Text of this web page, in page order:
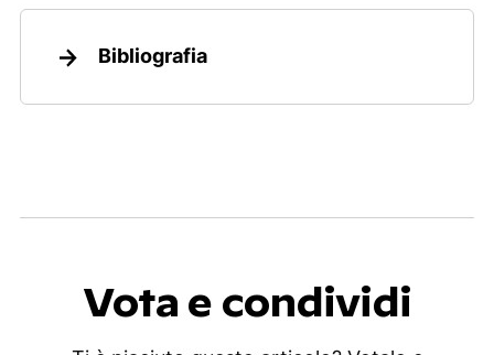
Bibliografia
Vota e condividi